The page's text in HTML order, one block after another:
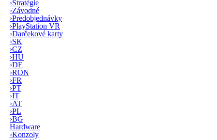
›Stratégie
›Závodné
›Predobjednávky
›PlayStation VR
›Darčekové karty
›SK
›CZ
›HU
›DE
›RON
›FR
›PT
›IT
›AT
›PL
›BG
Hardware
›Konzoly